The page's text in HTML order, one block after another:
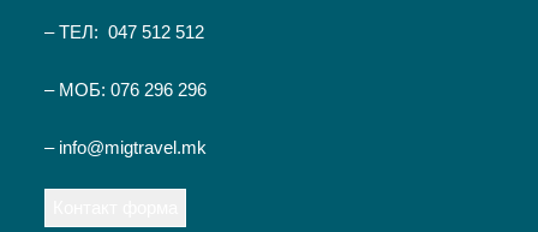
– ТЕЛ: 047 512 512
– МОБ: 076 296 296
– info@migtravel.mk